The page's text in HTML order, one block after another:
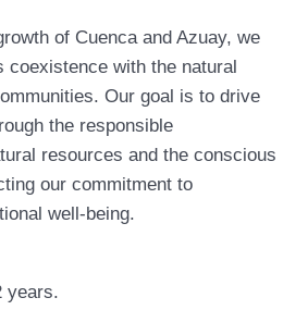
of Cuenca and Azuay, we
coexistence with the natural
Our goal is to drive
the responsible
resources and the conscious
our commitment to
well-being.